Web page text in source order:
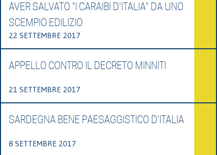
AVER SALVATO "I CARAIBI D'ITALIA" DA UNO
SCEMPIO EDILIZIO
22 SETTEMBRE 2017
APPELLO CONTRO IL DECRETO MINNITI
21 SETTEMBRE 2017
SARDEGNA BENE PAESAGGISTICO D'ITALIA
8 SETTEMBRE 2017